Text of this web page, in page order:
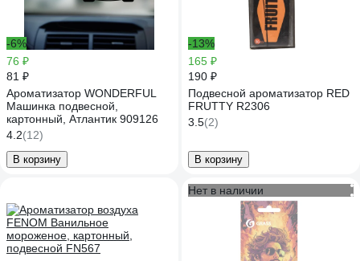
-6%
76 ₽
81 ₽
Ароматизатор WONDERFUL
Машинка подвесной,
картонный, Атлантик 909126
4.2(12)
В корзину
-13%
165 ₽
190 ₽
Подвесной ароматизатор RED
FRUTTY R2306
3.5(2)
В корзину
Нет в наличии